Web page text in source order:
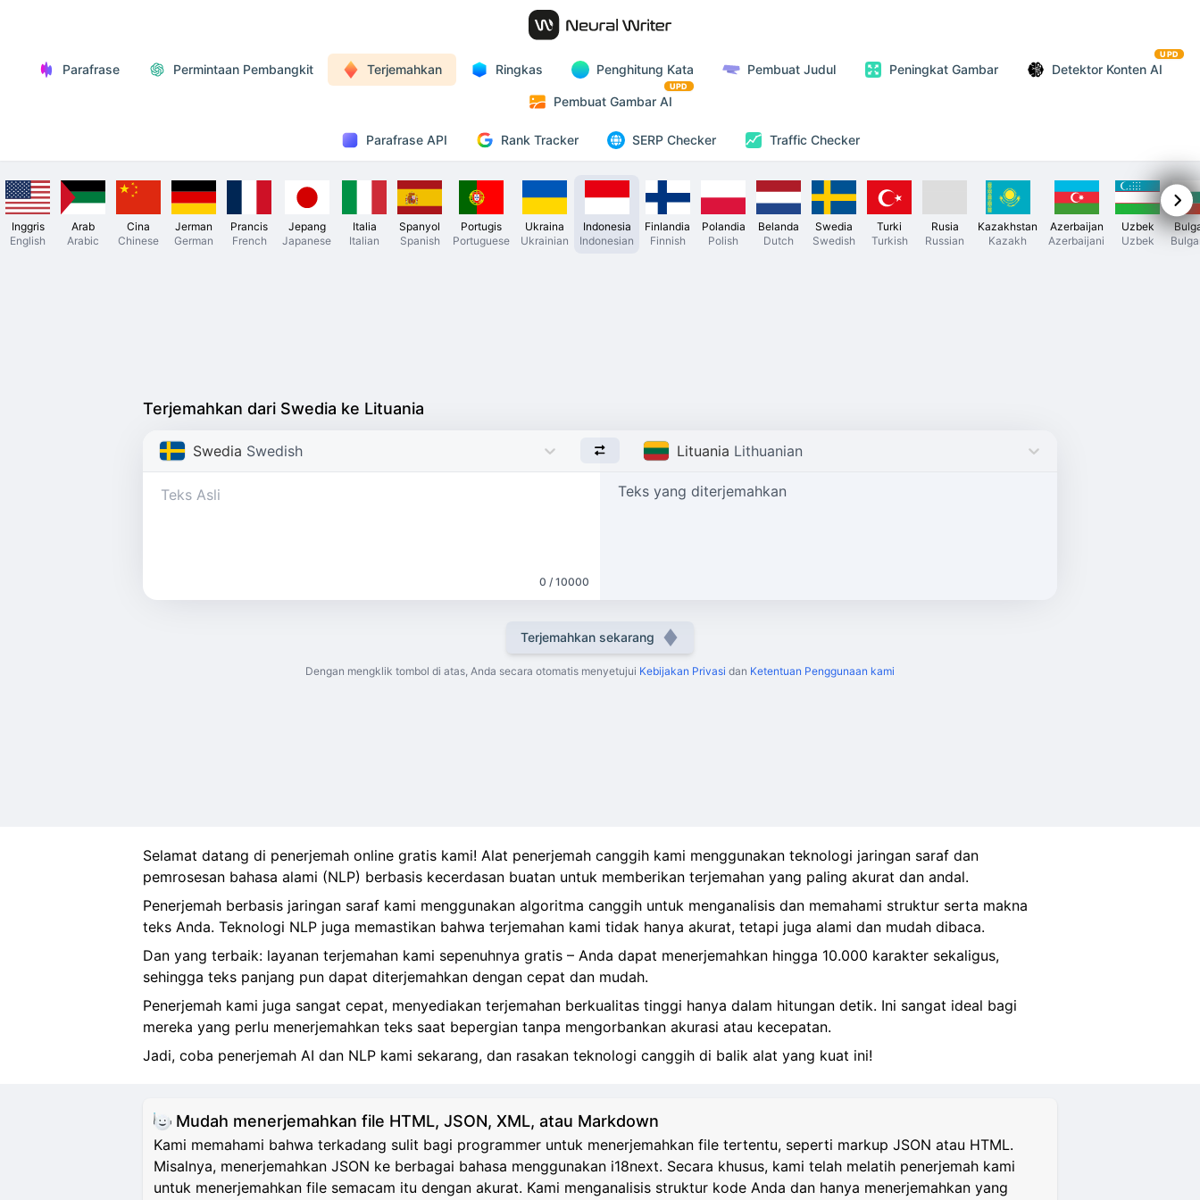
Parafrase Permintaan Pembangkit Terjemahkan Ringkas Penghitung Kata Pembuat Judul Peningkat Gambar Detektor Konten AI
UPD
Pembuat Gambar AI
UPD
Parafrase API Rank Tracker SERP Checker Traffic Checker
Inggris
English
Arab
Arabic
Cina
Chinese
Jerman
German
Prancis
French
Jepang
Japanese
Italia
Italian
Spanyol
Spanish
Portugis
Portuguese
Ukraina
Ukrainian
Indonesia
Indonesian
Finlandia
Finnish
Polandia
Polish
Belanda
Dutch
Swedia
Swedish
Turki
Turkish
Rusia
Russian
Kazakhstan
Kazakh
Azerbaijan
Azerbaijani
Uzbek
Uzbek
Terjemahkan dari Swedia ke Lituania
Swedia Swedish Lituania Lithuanian
0 / 10000
Teks yang diterjemahkan
Terjemahkan sekarang
Dengan mengklik tombol di atas, Anda secara otomatis menyetujui Kebijakan Privasi dan Ketentuan Penggunaan kami
Selamat datang di penerjemah online gratis kami! Alat penerjemah canggih kami menggunakan teknologi jaringan saraf dan
pemrosesan bahasa alami (NLP) berbasis kecerdasan buatan untuk memberikan terjemahan yang paling akurat dan andal.
Penerjemah berbasis jaringan saraf kami menggunakan algoritma canggih untuk menganalisis dan memahami struktur serta makna
teks Anda. Teknologi NLP juga memastikan bahwa terjemahan kami tidak hanya akurat, tetapi juga alami dan mudah dibaca.
Dan yang terbaik: layanan terjemahan kami sepenuhnya gratis – Anda dapat menerjemahkan hingga 10.000 karakter sekaligus,
sehingga teks panjang pun dapat diterjemahkan dengan cepat dan mudah.
Penerjemah kami juga sangat cepat, menyediakan terjemahan berkualitas tinggi hanya dalam hitungan detik. Ini sangat ideal bagi
mereka yang perlu menerjemahkan teks saat bepergian tanpa mengorbankan akurasi atau kecepatan.
Jadi, coba penerjemah AI dan NLP kami sekarang, dan rasakan teknologi canggih di balik alat yang kuat ini!
Mudah menerjemahkan file HTML, JSON, XML, atau Markdown
Kami memahami bahwa terkadang sulit bagi programmer untuk menerjemahkan file tertentu, seperti markup JSON atau HTML.
Misalnya, menerjemahkan JSON ke berbagai bahasa menggunakan i18next. Secara khusus, kami telah melatih penerjemah kami
untuk menerjemahkan file semacam itu dengan akurat. Kami menganalisis struktur kode Anda dan hanya menerjemahkan yang